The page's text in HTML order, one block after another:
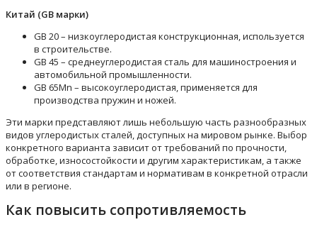
Китай (GB марки)
GB 20 – низкоуглеродистая конструкционная, используется
в строительстве.
GB 45 – среднеуглеродистая сталь для машиностроения и
автомобильной промышленности.
GB 65Mn – высокоуглеродистая, применяется для
производства пружин и ножей.
Эти марки представляют лишь небольшую часть разнообразных
видов углеродистых сталей, доступных на мировом рынке. Выбор
конкретного варианта зависит от требований по прочности,
обработке, износостойкости и другим характеристикам, а также
от соответствия стандартам и нормативам в конкретной отрасли
или в регионе.
Как повысить сопротивляемость